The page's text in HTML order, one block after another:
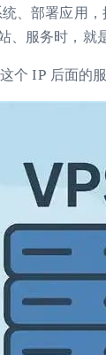
、部署应用，
、服务时，就
这个 IP 后面的服